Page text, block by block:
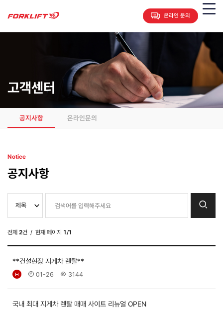
온라인 문의
고객센터
공지사항 온라인문의
Notice
공지사항
전체 2건 / 현재 페이지 1/1
**건설현장 지게차 렌탈**
01-26 3144
국내 최대 지게차 렌탈 매매 사이트 리뉴얼 OPEN